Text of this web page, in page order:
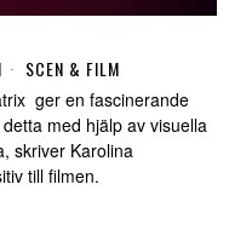
SCEN & FILM
ger en fascinerande
med hjälp av visuella
skriver Karolina
till filmen.